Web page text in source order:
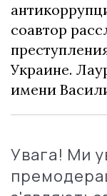
соавтор
Украине.
имени
Увага! Ми